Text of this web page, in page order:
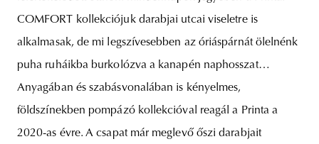
COMFORT kollekciójuk darabjai utcai viseletre is
alkalmasak, de mi legszívesebben az óriáspárnát ölelnénk
puha ruháikba burkolózva a kanapén naphosszat…
Anyagában és szabásvonalában is kényelmes,
földszínekben pompázó kollekcióval reagál a Printa a
2020-as évre. A csapat már meglevő őszi darabjait